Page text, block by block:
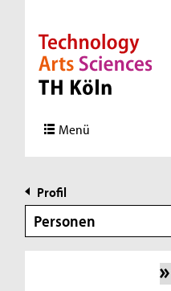
Direkt zur Hauptnavigation
Direkt zur Subnavigation
Direkt zum Inhalt
Direkt zum Fußbereich
Menü
Profil
Personen